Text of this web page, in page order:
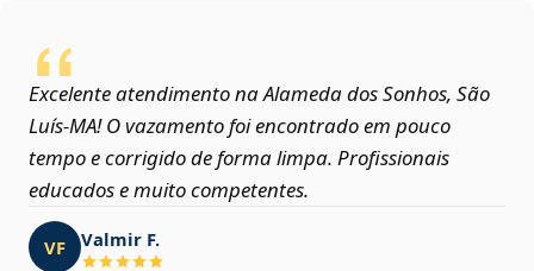
Excelente atendimento na Alameda dos Sonhos, São
Luís‑MA! O vazamento foi encontrado em pouco
tempo e corrigido de forma limpa. Profissionais
educados e muito competentes.
VF Valmir F.